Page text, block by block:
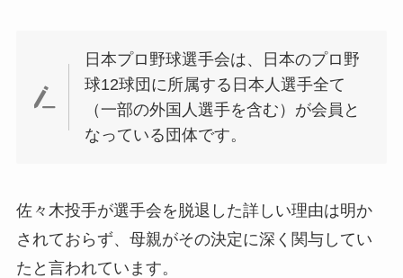
日本プロ野球選手会は、日本のプロ野
球12球団に所属する日本人選手全て
（一部の外国人選手を含む）が会員と
なっている団体です。
佐々木投手が選手会を脱退した詳しい理由は明か
されておらず、 母親がその決定に深く関与してい
たと言われています。